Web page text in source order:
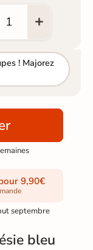
! Majorez
9,90€
septembre
bleu